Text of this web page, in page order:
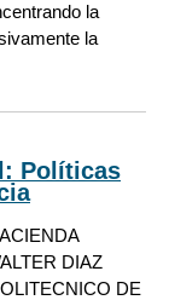
la
la
Políticas
DIAZ
DE